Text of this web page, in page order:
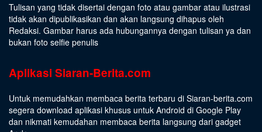
Tulisan yang tidak disertai dengan foto atau gambar atau ilustrasi
tidak akan dipublikasikan dan akan langsung dihapus oleh
Redaksi. Gambar harus ada hubungannya dengan tulisan ya dan
bukan foto selfie penulis
Aplikasi Siaran-Berita.com
Untuk memudahkan membaca berita terbaru di Siaran-berita.com
segera download aplikasi khusus untuk Android di Google Play
dan nikmati kemudahan membaca berita langsung dari gadget